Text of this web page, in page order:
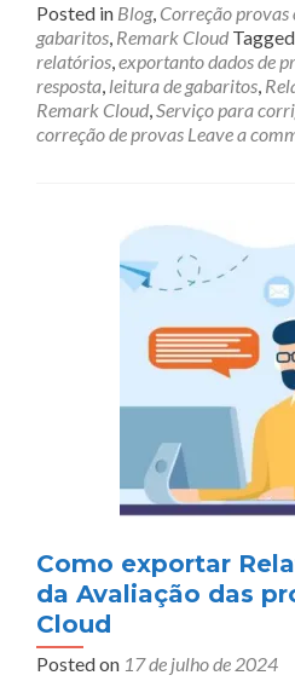
Posted in Blog, Correção provas
gabaritos, Remark Cloud Tagged
relatórios,exportanto dados de
resposta, leitura de gabaritos,
Remark Cloud,Serviço para
correção de provas Leave a
Como exportar
da Avaliação das
Cloud
Posted on 17 de julho de 2024